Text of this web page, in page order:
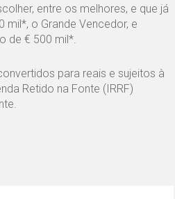
entre os melhores, e que já
mil*, o Grande Vencedor, e
de € 500 mil*.
para reais e sujeitos à
Retido na Fonte (IRRF)